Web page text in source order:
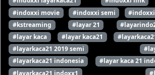
#indoxxi movie
#indoxxi semi
#kstreaming
#layar 21
#layar kaca
#layar kaca21
#layarkaca21 2019 semi
#layarkaca21 indonesia
#layar kaca 21
#layarkaca21 indoxx1